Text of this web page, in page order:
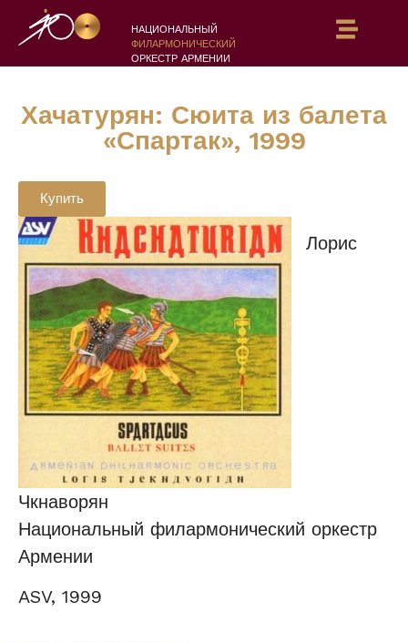
НАЦИОНАЛЬНЫЙ
ФИЛАРМОНИЧЕСКИЙ
ОРКЕСТР АРМЕНИИ
Хачатурян: Сюита из балета
«Спартак», 1999
Купить
Лорис
Чкнаворян
Национальный филармонический оркестр
Армении
ASV, 1999